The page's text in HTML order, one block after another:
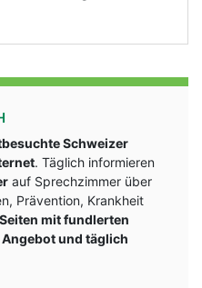
Schweizer
. Täglich informieren
auf Sprechzimmer über
Prävention, Krankheit
mit fundlerten
und täglich